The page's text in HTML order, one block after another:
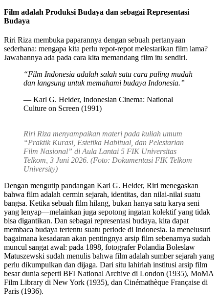
Film adalah Produksi Budaya dan sebagai Representasi
Budaya
Riri Riza membuka paparannya dengan sebuah pertanyaan
sederhana: mengapa kita perlu repot-repot melestarikan film lama?
Jawabannya ada pada cara kita memandang film itu sendiri.
“Film Indonesia adalah salah satu cara paling mudah
dan langsung untuk memahami budaya Indonesia.”
— Karl G. Heider, Indonesian Cinema: National
Culture on Screen (1991)
Riri Riza menyampaikan materi pada kuliah umum
“Praktik Kurasi, Estetika Habitual, dan Pelestarian
Film Nasional” di Aula Lantai 5 FIK Universitas
Telkom, 3 Juni 2026. (Foto: Dokumentasi FIK Telkom
University)
Dengan mengutip pandangan Karl G. Heider, Riri menegaskan
bahwa film adalah cermin sejarah, identitas, dan nilai-nilai suatu
bangsa. Ketika sebuah film hilang, bukan hanya satu karya seni
yang lenyap—melainkan juga sepotong ingatan kolektif yang tidak
bisa digantikan. Dan sebagai representasi budaya, kita dapat
membaca budaya tertentu suatu periode di Indonesia. Ia menelusuri
bagaimana kesadaran akan pentingnya arsip film sebenarnya sudah
muncul sangat awal: pada 1898, fotografer Polandia Boleslaw
Matuszewski sudah menulis bahwa film adalah sumber sejarah yang
perlu dikumpulkan dan dijaga. Dari situ lahirlah institusi arsip film
besar dunia seperti BFI National Archive di London (1935), MoMA
Film Library di New York (1935), dan Cinémathèque Française di
Paris (1936).